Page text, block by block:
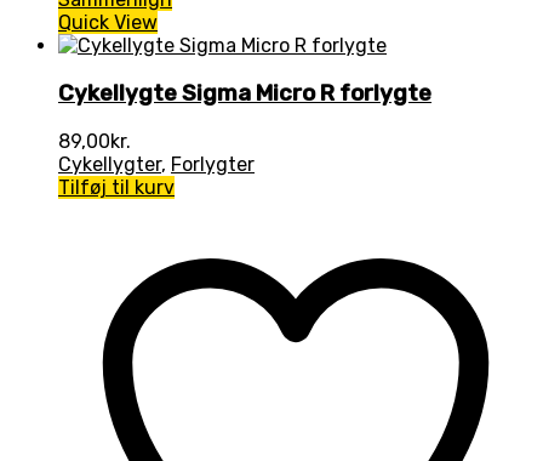
Quick View
Cykellygte Sigma Micro R forlygte
89,00kr.
Cykellygter, Forlygter
Tilføj til kurv